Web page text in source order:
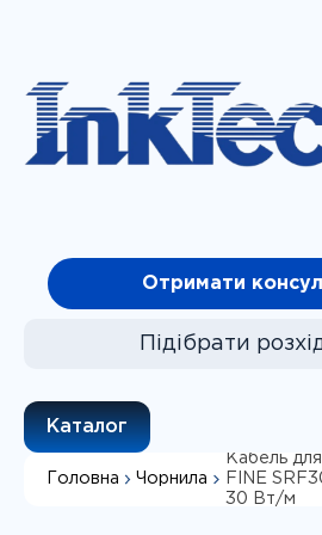
Отримати
Підібрати
Підібрати
Фотопапір
СБПЧ
Каталог
Головна Чорнила
Кабель для
FINE
30 Вт/м